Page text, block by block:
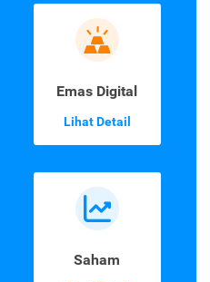
Emas Digital
Lihat Detail
Saham